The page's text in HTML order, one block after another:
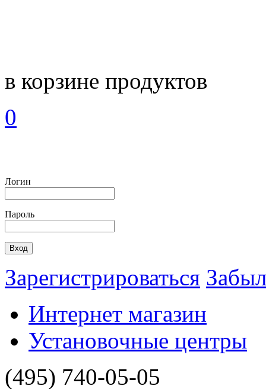
в корзине продуктов
0
Логин
Пароль
Зарегистрироваться
Интернет магазин
Установочные центры
(495) 740-05-05